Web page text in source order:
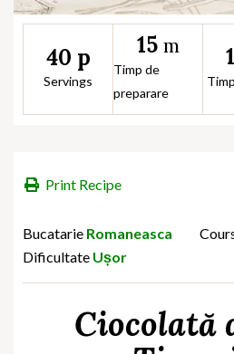
40 p
Servings
15 m
Timp de
preparare
Print Recipe
Bucatarie Romaneasca
Dificultate Ușor
Ciocolată